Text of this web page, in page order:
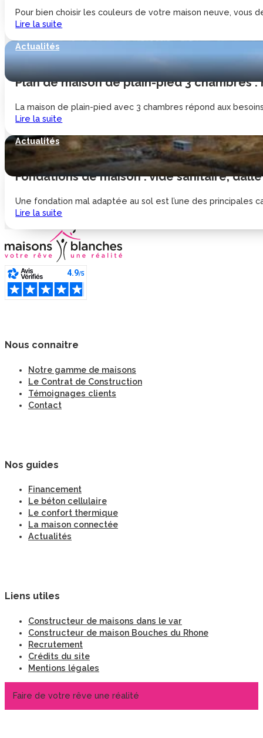
Pour bien choisir les couleurs de votre maison neuve, vous
Lire la suite
Actualités
Plan de maison de plain-pied 3 chambres
La maison de plain-pied avec 3 chambres répond aux
Lire la suite
Actualités
Fondations de maison : vide sanitaire,
Une fondation mal adaptée au sol est l’une des principales
Lire la suite
Nous connaitre
Notre gamme de maisons
Le Contrat de Construction
Témoignages clients
Contact
Nos guides
Financement
Le béton cellulaire
Le confort thermique
La maison connectée
Actualités
Liens utiles
Constructeur de maisons dans le var
Constructeur de maison Bouches du Rhone
Recrutement
Crédits du site
Mentions légales
Faire de votre rêve une réalité